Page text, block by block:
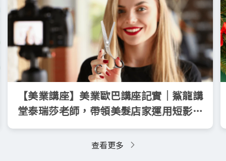
【美業講座】美業歐巴講座記實｜鯊龍講
堂泰瑞莎老師，帶領美髮店家運用短影音
行銷！
查看更多